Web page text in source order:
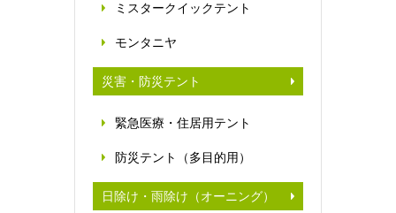
ミスタークイックテント
モンタニヤ
災害・防災テント
緊急医療・住居用テント
防災テント（多目的用）
日除け・雨除け（オーニング）